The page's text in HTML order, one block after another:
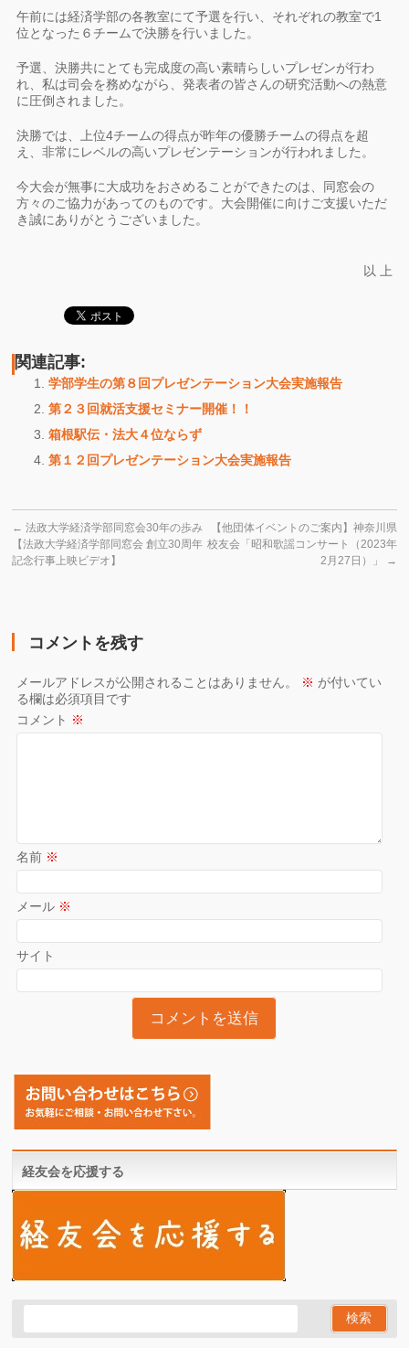
午前には経済学部の各教室にて予選を行い、それぞれの教室で1
位となった６チームで決勝を行いました。
予選、決勝共にとても完成度の高い素晴らしいプレゼンが行わ
れ、私は司会を務めながら、発表者の皆さんの研究活動への熱意
に圧倒されました。
決勝では、上位4チームの得点が昨年の優勝チームの得点を超
え、非常にレベルの高いプレゼンテーションが行われました。
今大会が無事に大成功をおさめることができたのは、同窓会の
方々のご協力があってのものです。大会開催に向けご支援いただ
き誠にありがとうございました。
以 上
関連記事:
学部学生の第８回プレゼンテーション大会実施報告
第２３回就活支援セミナー開催！！
箱根駅伝・法大４位ならず
第１２回プレゼンテーション大会実施報告
← 法政大学経済学部同窓会30年の歩み
【法政大学経済学部同窓会 創立30周年
記念行事上映ビデオ】
【他団体イベントのご案内】神奈川県
校友会「昭和歌謡コンサート（2023年
2月27日）」
→
コメントを残す
メールアドレスが公開されることはありません。 ※ が付いてい
る欄は必須項目です
コメント ※
名前 ※
メール ※
サイト
経友会を応援する